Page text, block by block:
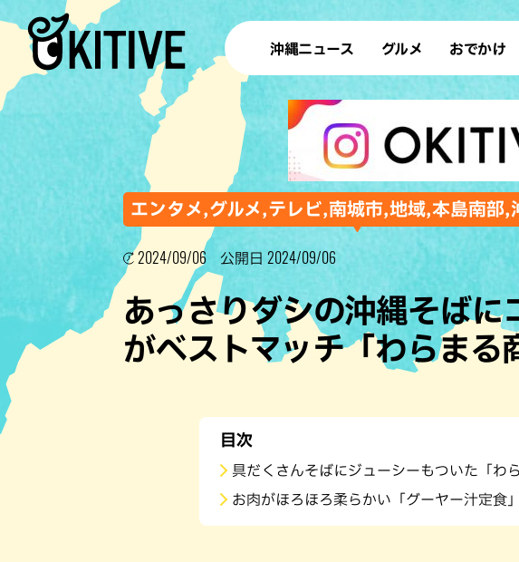
沖縄ニュース グルメ
ラーメン
テイクアウト
すし・魚料理
沖縄料理 ア
洋食・西洋料理
ステーキ・焼肉
その他の肉料理
ブッフェ・バイキング
おでかけ
デート
散歩
歴史
ショッピング
サウナ
沖縄の海
エンタメ,グルメ,テレビ,南城市,地域,本島南部,
2024/09/06 公開日 2024/09/06
あっさりダシの沖縄そばに
がベストマッチ「わらまる
目次
具だくさんそばにジューシーもついた「わ
お肉がほろほろ柔らかい「グーヤー汁定食」